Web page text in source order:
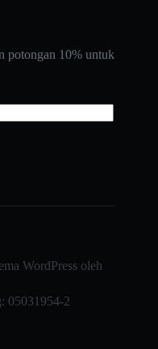
potongan 10% untuk
WordPress oleh
05031954-2
本語
ย